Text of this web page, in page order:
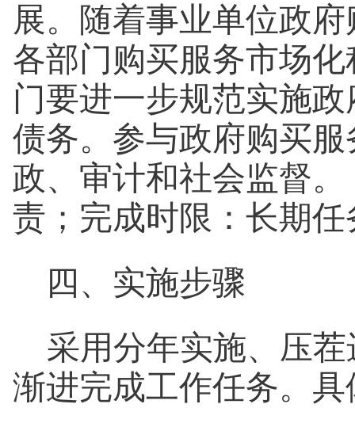
展。随着事业单位政
各部门购买服务市场
门要进一步规范实施
债务。参与政府购买
政、审计和社会监督
责；完成时限：长期任
四、实施步骤
采用分年实施、压
渐进完成工作任务。